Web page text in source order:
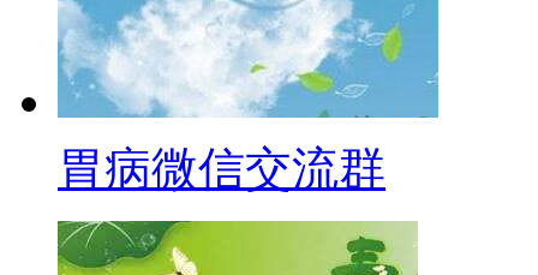
胃病微信交流群